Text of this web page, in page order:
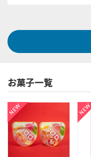
お菓子一覧